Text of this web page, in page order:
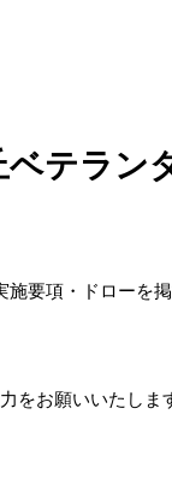
テラン
要項・ドローを掲
をお願いいたしま